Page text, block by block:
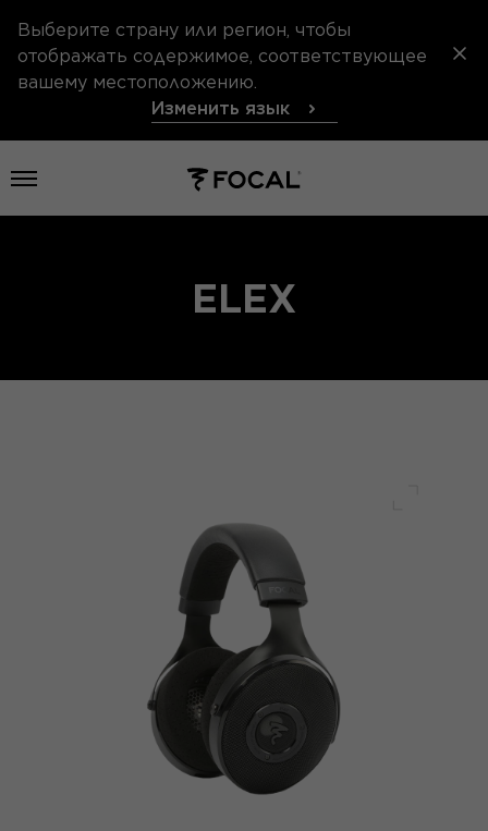
Выберите страну или регион, чтобы
отображать содержимое, соответствующее
вашему местоположению.
Изменить язык
Открыть меню
ELEX